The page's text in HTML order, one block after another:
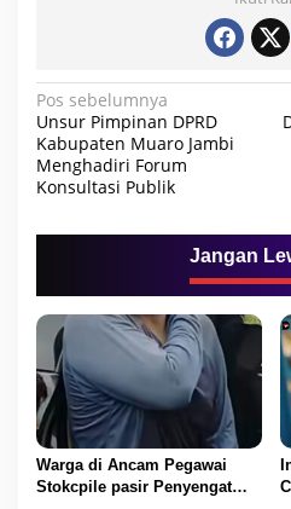
N
a
v
g
s
p
o
s
Pos sebelumnya
Unsur Pimpinan DPRD
Kabupaten Muaro Jambi
Menghadiri Forum
Konsultasi Publik
Jangan
Warga di Ancam Pegawai
Stokcpile pasir Penyengat